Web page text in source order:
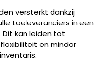
versterkt dankzij
toeleveranciers in een
kan leiden tot
en minder